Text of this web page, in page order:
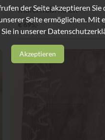
malerifabrikken
€ 695,-
der Seite akzeptieren
Seite ermöglichen. Mit
in unserer
Akzeptieren